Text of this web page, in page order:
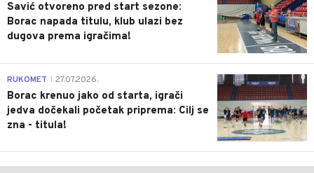
Savić otvoreno pred start sezone:
Borac napada titulu, klub ulazi bez
dugova prema igračima!
0
RUKOMET 27.07.2026.
Borac krenuo jako od starta, igrači
jedva dočekali početak priprema: Cilj se
zna - titula!